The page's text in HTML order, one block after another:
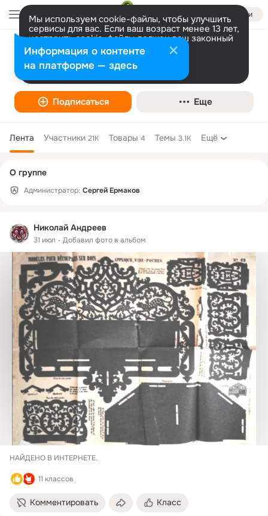
Войти
Мы используем cookie-файлы, чтобы улучшить
сервисы для вас. Если ваш возраст менее 13 лет,
настроить cookie-файлы должен ваш законный
представитель. Больше информации
Разрешить все Настроить
выпиливание лобзиком
Подписаться Еще
Лента Участники 21K Товары 4 Темы 3.1K Ещё
Николай Андреев
31 июл Добавил фото в альбом
НАЙДЕНО В ИНТЕРНЕТЕ.
11 классов
Комментировать Класс
колонка
О группе
Администратор: Сергей Ермаков
Информация о контенте
на платформе — здесь